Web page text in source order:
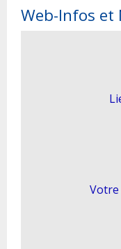
Web-Infos et
Votre